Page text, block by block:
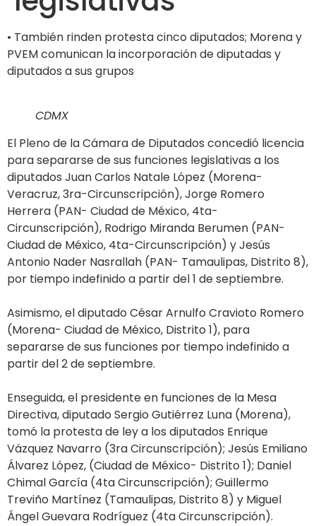
• También rinden protesta cinco diputados; Morena y
PVEM comunican la incorporación de diputadas y
diputados a sus grupos
CDMX
El Pleno de la Cámara de Diputados concedió licencia
para separarse de sus funciones legislativas a los
diputados Juan Carlos Natale López (Morena-
Veracruz, 3ra-Circunscripción), Jorge Romero
Herrera (PAN- Ciudad de México, 4ta-
Circunscripción), Rodrigo Miranda Berumen (PAN-
Ciudad de México, 4ta-Circunscripción) y Jesús
Antonio Nader Nasrallah (PAN- Tamaulipas, Distrito 8),
por tiempo indefinido a partir del 1 de septiembre.
Asimismo, el diputado César Arnulfo Cravioto Romero
(Morena- Ciudad de México, Distrito 1), para
separarse de sus funciones por tiempo indefinido a
partir del 2 de septiembre.
Enseguida, el presidente en funciones de la Mesa
Directiva, diputado Sergio Gutiérrez Luna (Morena),
tomó la protesta de ley a los diputados Enrique
Vázquez Navarro (3ra Circunscripción); Jesús Emiliano
Álvarez López, (Ciudad de México- Distrito 1); Daniel
Chimal García (4ta Circunscripción); Guillermo
Treviño Martínez (Tamaulipas, Distrito 8) y Miguel
Ángel Guevara Rodríguez (4ta Circunscripción).